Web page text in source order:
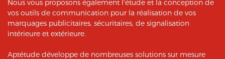
Nous vous proposons également l'étude et la conception de
vos outils de communication pour la réalisation de vos
marquages publicitaires, sécuritaires, de signalisation
intérieure et extérieure.
Aptétude développe de nombreuses solutions sur mesure